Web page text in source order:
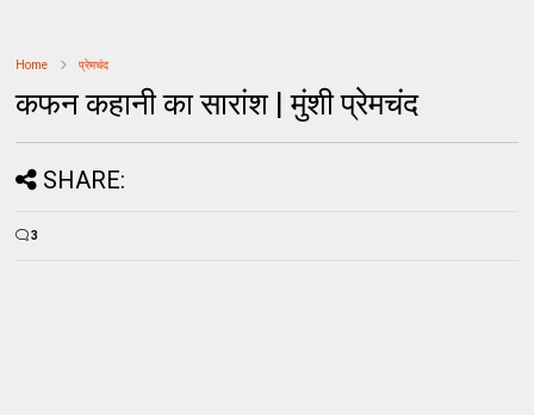
Home प्रेमचंद
कफन कहानी का सारांश | मुंशी प्रेमचंद
SHARE:
3